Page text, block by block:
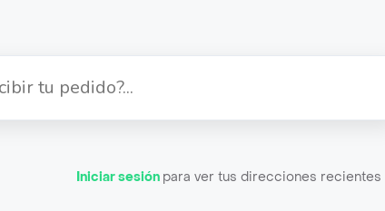
Iniciar sesión para ver tus direcciones recientes